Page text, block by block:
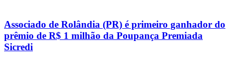
Associado de Rolândia (PR) é primeiro ganhador do
prêmio de R$ 1 milhão da Poupança Premiada
Sicredi